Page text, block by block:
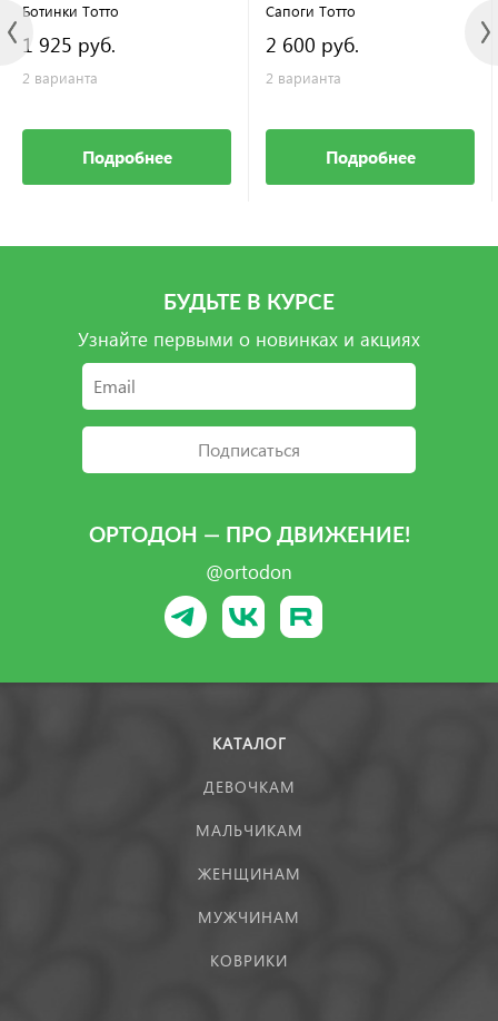
Ботинки Тотто
1 925 руб.
2 варианта
Подробнее
Сапоги Тотто
2 600 руб.
2 варианта
Подробнее
БУДЬТЕ В КУРСЕ
Узнайте первыми о новинках и акциях
Подписаться
ОРТОДОН — ПРО ДВИЖЕНИЕ!
@ortodon
КАТАЛОГ
ДЕВОЧКАМ
МАЛЬЧИКАМ
ЖЕНЩИНАМ
МУЖЧИНАМ
КОВРИКИ